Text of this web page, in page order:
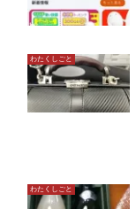
わたくしごと
わたくしごと